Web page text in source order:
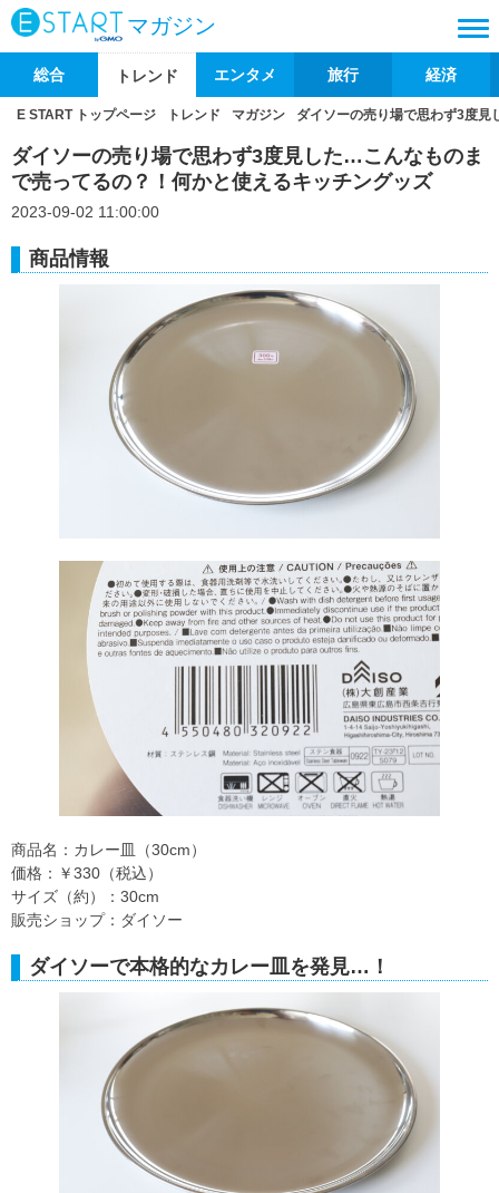
マガジン
総合 トレンド エンタメ 旅行 経済
E START トップページ トレンド マガジン ダイソーの売り場で思わず3度
ダイソーの売り場で思わず3度見した…こんなものま
で売ってるの？！何かと使えるキッチングッズ
2023-09-02 11:00:00
商品情報
商品名：カレー皿（30cm）
価格：￥330（税込）
サイズ（約）：30cm
販売ショップ：ダイソー
ダイソーで本格的なカレー皿を発見…！